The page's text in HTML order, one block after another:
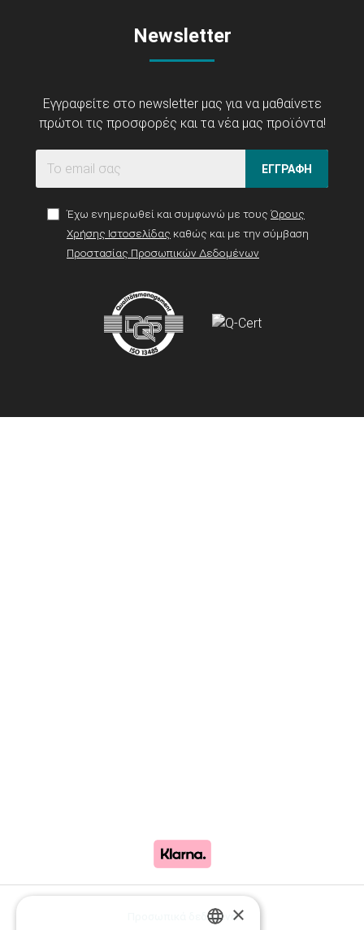
Newsletter
Εγγραφείτε στο newsletter μας για να μαθαίνετε
πρώτοι τις προσφορές και τα νέα μας προϊόντα!
ΕΓΓΡΑΦΗ
Έχω ενημερωθεί και συμφωνώ με τους Όρους
Χρήσης Ιστοσελίδας καθώς και με την σύμβαση
Προστασίας Προσωπικών Δεδομένων
Προσωπικά δεδομένα×